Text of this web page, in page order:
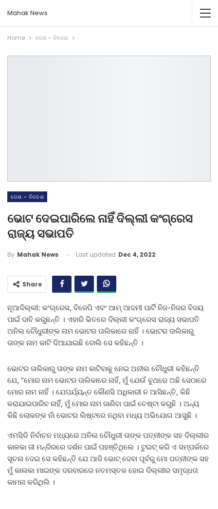
Mahak News
Home ଦେଶ - ବିଦେଶ
ଦେଶ - ବିଦେଶ
ଭୋଟ ଦେଇପାରିଲେ ନାହିଁ ଦିଲ୍ଲୀ କଂଗ୍ରେସ
ରାଜ୍ୟ ସଭାପତି
By Mahak News Last updated Dec 4, 2022
Share
ନୂଆଦିଲ୍ଲୀ: କଂଗ୍ରେସ, ବିଜେପି ଏବଂ ଆମ୍ ଆଦମୀ ପାର୍ଟି ନିଜ-ନିଜର ବିଜୟ
ପାଇଁ ଦାବି କରୁଛନ୍ତି । ଏହାରି ଭିତରେ ଦିଲ୍ଲୀ କଂଗ୍ରେସ ରାଜ୍ୟ ସଭାପତି
ଅନିଲ ଚୌଧୁରୀଙ୍କ ନାମ ଭୋଟର ତାଲିକାରେ ନାହିଁ । ଭୋଟର ତାଲିକାରୁ
ତାଙ୍କ ନାମ କାଟି ଦିଆଯାଇଛି ବୋଲି ସେ କହିଛନ୍ତି ।
ଭୋଟର ତାଲିକାରୁ ତାଙ୍କ ନାମ କାଟିବାକୁ ନେଇ ଅନୀଲ ଚୌଧୁରୀ କହିଛନ୍ତି
ଯେ, “ମୋର ନାମ ଭୋଟର ତାଲିକାରେ ନାହିଁ, ମୁଁ ଯେଉଁ ବୁଥରେ ଅଛି ସେଠାରେ
ମୋର ନାମ ନାହିଁ । ଯେପର୍ଯ୍ୟନ୍ତ କୌଣସି ଅଧିକାରୀ ନ ଆସିଛନ୍ତି, କିଛି
କରାଯାଇପାରିବ ନାହିଁ, ମୁଁ ମୋର ନାମ ଜାଣିବା ପାଇଁ ଚେଷ୍ଟା କରୁଛି । ଅନ୍ୟ
କିଛି ଲୋକଙ୍କ ନାଁ ଭୋଟର ଲିଷ୍ଟରେ ନଥିବା ମଧ୍ୟ ଅଭିଯୋଗ ଆସୁଛି ।
ଏମସିଡି ନିର୍ବାଚନ ମଧ୍ୟରେ ଅନିଲ ଚୌଧୁରୀ ତାଙ୍କ ପତ୍ନୀଙ୍କ ସହ ଦିଲ୍ଲୀର
କାଳକା ଜୀ ମନ୍ଦିରରେ ଦର୍ଶନ ପାଇଁ ପହଞ୍ଚିଥିଲେ । ଟୁଇଟ୍ କରି ଏ ସମ୍ପର୍କରେ
ସୂଚନା ଦେଇ ସେ କହିଛନ୍ତି ଯେ ଆଜି ଭୋଟ୍ ଦେବା ପୂର୍ବରୁ ମୋ ପତ୍ନୀଙ୍କ ସହ
ମୁଁ କାଲକା ମାଇଙ୍କ ଦରବାରରେ ନତମସ୍ତକ ହୋଇ ଦିଲ୍ଲୀର ସମୃଦ୍ଧତା
କାମନା କରିଥିଲି ।